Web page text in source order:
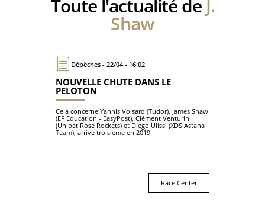
Toute l'actualité de J.
Shaw
Dépêches - 22/04 - 16:02
NOUVELLE CHUTE DANS LE
PELOTON
Cela concerne Yannis Voisard (Tudor), James Shaw
(EF Education - EasyPost), Clément Venturini
(Unibet Rose Rockets) et Diego Ulissi (XDS Astana
Team), arrivé troisième en 2019.
Race Center